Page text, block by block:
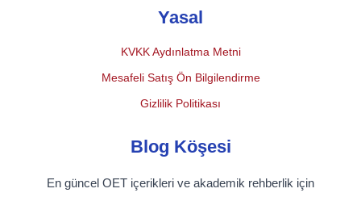
Yasal
KVKK Aydınlatma Metni
Mesafeli Satış Ön Bilgilendirme
Gizlilik Politikası
Blog Köşesi
En güncel OET içerikleri ve akademik rehberlik için